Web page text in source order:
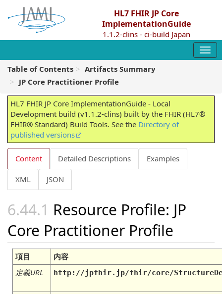
HL7 FHIR JP Core
ImplementationGuide
1.1.2-clins - ci-build Japan
Table of Contents
Artifacts Summary
JP Core Practitioner Profile
HL7 FHIR JP Core ImplementationGuide - Local
Development build (v1.1.2-clins) built by the FHIR (HL7®
FHIR® Standard) Build Tools. See the Directory of
published versions
Content Detailed Descriptions Examples
XML JSON
Resource Profile: JP
Core Practitioner Profile
項目
内容
定義URL
http://jpfhir.jp/fhir/core/